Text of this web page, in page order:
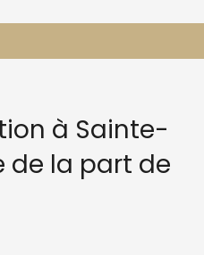
à Sainte-
de la part de